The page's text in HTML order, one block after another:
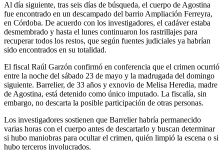
Al día siguiente, tras seis días de búsqueda, el cuerpo de Agostina
fue encontrado en un descampado del barrio Ampliación Ferreyra,
en Córdoba. De acuerdo con los investigadores, el cadáver estaba
desmembrado y hasta el lunes continuaron los rastrillajes para
recuperar todos los restos, que según fuentes judiciales ya habrían
sido encontrados en su totalidad.
El fiscal Raúl Garzón confirmó en conferencia que el crimen ocurrió
entre la noche del sábado 23 de mayo y la madrugada del domingo
siguiente. Barrelier, de 33 años y exnovio de Melisa Heredia, madre
de Agostina, está detenido como único imputado. La fiscalía, sin
embargo, no descarta la posible participación de otras personas.
Los investigadores sostienen que Barrelier habría permanecido
varias horas con el cuerpo antes de descartarlo y buscan determinar
si hubo maniobras para ocultar el crimen, quién limpió la escena o si
hubo terceros involucrados.